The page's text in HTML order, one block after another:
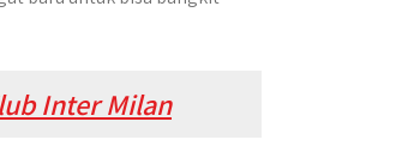
Inter Milan